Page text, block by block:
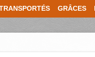
GRÂCES